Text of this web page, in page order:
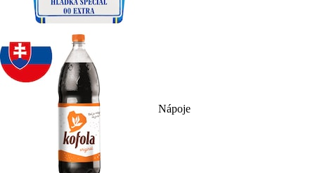
Nápoje